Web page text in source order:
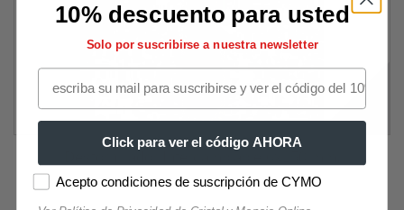
10% descuento para usted
Solo por suscribirse a nuestra newsletter
Click para ver el código AHORA
Acepto condiciones de suscripción de CYMO